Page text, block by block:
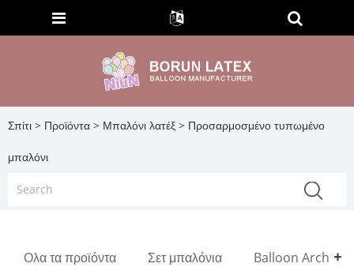
Σπίτι > Προϊόντα > Μπαλόνι λατέξ > Προσαρμοσμένο τυπωμένο
μπαλόνι
Ολα τα προϊόντα Σετ μπαλόνια Balloon Arch